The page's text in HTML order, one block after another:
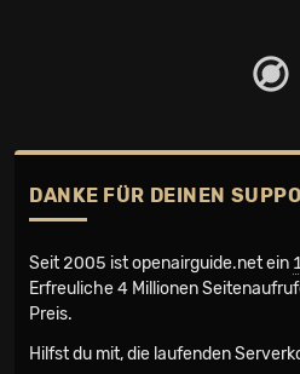
DANKE FÜR DEINEN
Seit 2005 ist openairguide.net ein
Erfreuliche 4 Millionen
Preis.
Hilfst du mit, die laufenden